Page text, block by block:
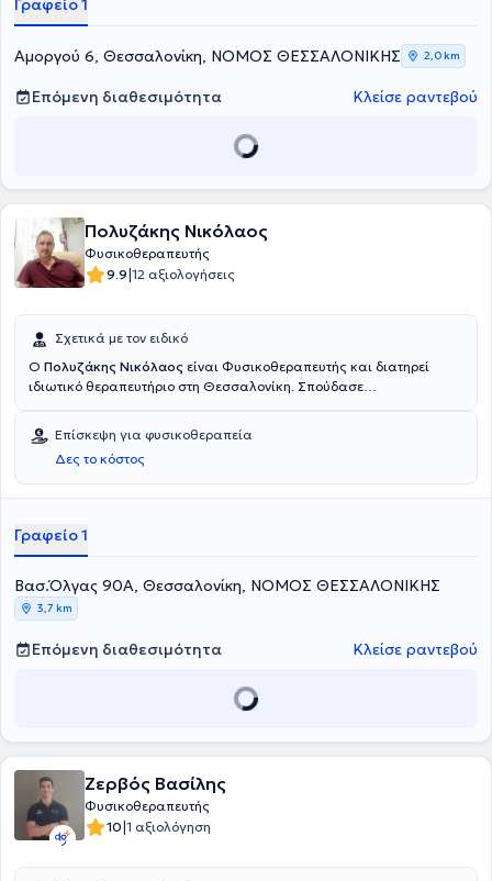
Γραφείο 1
Αμοργού 6, Θεσσαλονίκη, ΝΟΜΟΣ ΘΕΣΣΑΛΟΝΙΚΗΣ 2,0 km
Επόμενη διαθεσιμότητα Κλείσε ραντεβού
Πολυζάκης Νικόλαος
Φυσικοθεραπευτής
9.9|12 αξιολογήσεις
Σχετικά με τον ειδικό
Ο Πολυζάκης Νικόλαος είναι Φυσικοθεραπευτής και διατηρεί
ιδιωτικό θεραπευτήριο στη Θεσσαλονίκη. Σπούδασε
και αποφοίτησε το 1994. Ο συνδυασμός της θεωρητικής του
κατάρτισης με την πολυετή του εμπειρία τον βοηθά στην
αποτελεσματική αντιμετώπιση κάθε είδους περιστατικών που
εντάσσονται στο πλαίσιο της φυσικοθεραπείας. Ανάλογα με τις
χώρο του φυσικοθεραπευτηρίου, υπάρχει και η δυνατότητα των κατ’
οίκον επισκέψεων.
Επίσκεψη για φυσικοθεραπεία
Δες το κόστος
Γραφείο 1
Βασ.Όλγας 90Α, Θεσσαλονίκη, ΝΟΜΟΣ ΘΕΣΣΑΛΟΝΙΚΗΣ
3,7 km
Επόμενη διαθεσιμότητα Κλείσε ραντεβού
Ζερβός Βασίλης
Φυσικοθεραπευτής
10|1 αξιολόγηση